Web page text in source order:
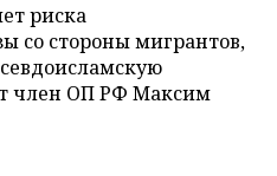
риска
со стороны мигрантов,
член ОП РФ Максим